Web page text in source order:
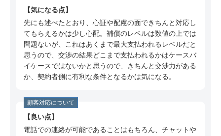
60代 男性（神奈川県）のSBI損保についての口
コミ
60代 男性（千葉県）のSBI損保についての口コ
ミ
40代 男性（京都府）のSBI損保についての口コ
ミ
ミ
40代 男性（東京都）のSBI損保についての口コ
ミ
気になる点
先にも述べたとおり、心証や配慮の面できちんと対応し
てもらえるかは少し心配。補償のレベルは数値の上では
問題ないが、これはあくまで最大支払われるレベルだと
思うので、交渉の結果どこまで支払われるかはケースバ
イケースではないかと思うので、きちんと交渉力がある
か、契約者側に有利な条件となるかは気になる。
顧客対応について
良い点
電話での連絡が可能であることはもちろん、チャットや